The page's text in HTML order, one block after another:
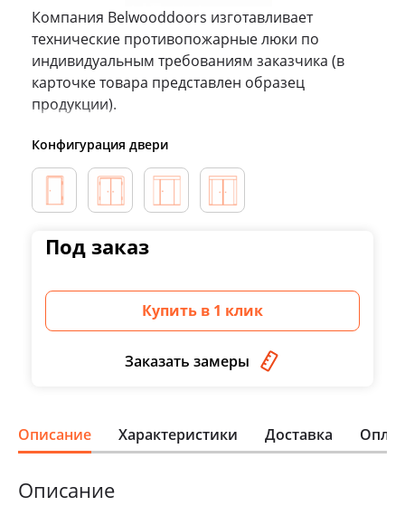
Компания Belwooddoors изготавливает
технические противопожарные люки по
индивидуальным требованиям заказчика (в
карточке товара представлен образец
продукции).
Конфигурация двери
Под заказ
Купить в 1 клик
Заказать замеры
Описание Характеристики Доставка
Описание